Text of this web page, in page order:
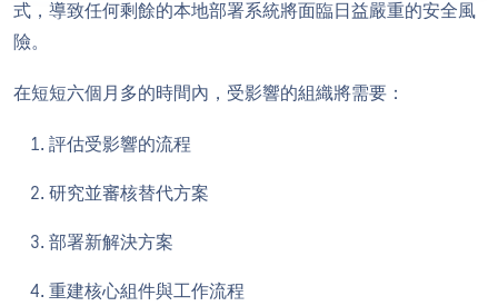
式，導致任何剩餘的本地部署系統將面臨日益嚴重的安全風
險。
在短短六個月多的時間內，受影響的組織將需要：
評估受影響的流程
研究並審核替代方案
部署新解決方案
重建核心組件與工作流程